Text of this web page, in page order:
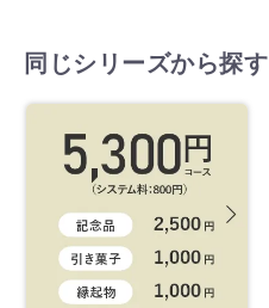
同じシリーズから探す